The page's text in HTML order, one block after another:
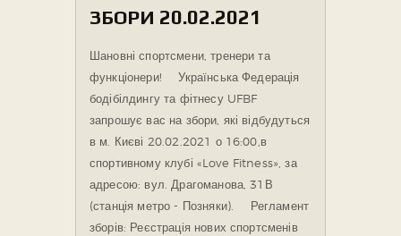
ЗБОРИ 20.02.2021
Шановні спортсмени, тренери та
функціонери! ⠀ Українська Федерація
бодібілдингу та фітнесу UFBF
запрошує вас на збори, які відбудуться
в м. Києві 20.02.2021 о 16:00,в
спортивному клубі «Love Fitness», за
адресою: вул. Драгоманова, 31В
(станція метро - Позняки). ⠀ Регламент
зборів: Реєстрація нових спортсменів